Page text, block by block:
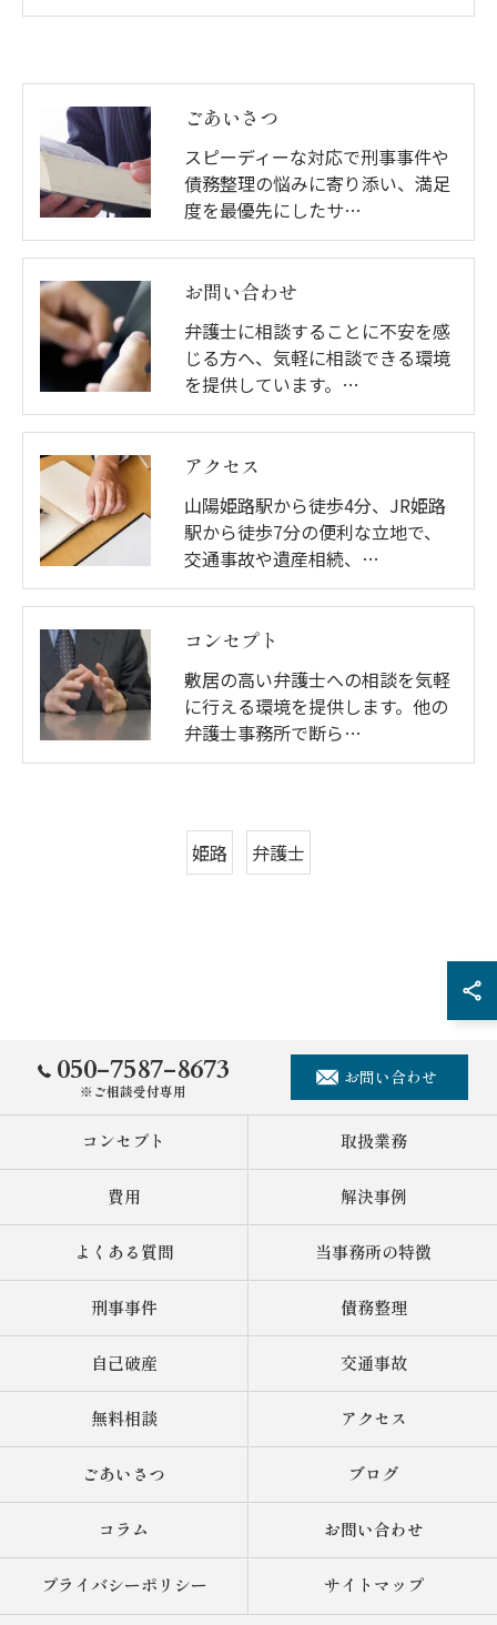
ごあいさつ
スピーディーな対応で刑事事件や
債務整理の悩みに寄り添い、満足
度を最優先にしたサ…
お問い合わせ
弁護士に相談することに不安を感
じる方へ、気軽に相談できる環境
を提供しています。…
アクセス
山陽姫路駅から徒歩4分、JR姫路
駅から徒歩7分の便利な立地で、
交通事故や遺産相続、…
コンセプト
敷居の高い弁護士への相談を気軽
に行える環境を提供します。他の
弁護士事務所で断ら…
姫路 弁護士
050-7587-8673
※ご相談受付専用
お問い合わせ
コンセプト 取扱業務
費用 解決事例
よくある質問 当事務所の特徴
刑事事件 債務整理
自己破産 交通事故
無料相談 アクセス
ごあいさつ ブログ
コラム お問い合わせ
プライバシーポリシー サイトマップ